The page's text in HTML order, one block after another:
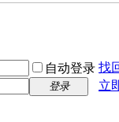
自动登录 找
登录
立